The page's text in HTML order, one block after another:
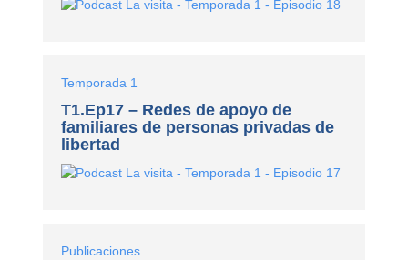
Temporada 1
T1.Ep17 – Redes de apoyo de
familiares de personas privadas de
libertad
Publicaciones